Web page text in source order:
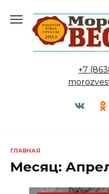
содержанию
+7
ГЛАВНАЯ
Месяц: